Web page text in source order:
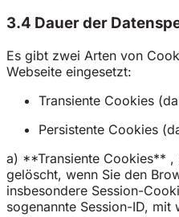
3.4 Dauer der
Es gibt zwei Arten von
Webseite eingesetzt:
Transiente Cookies
Persistente Cookies
a) **Transiente Cookies** ,
gelöscht, wenn Sie den
insbesondere Session-
sogenannte Session-ID,